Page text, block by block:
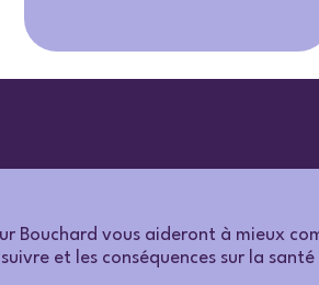
vous aideront à mieux
et les conséquences sur la